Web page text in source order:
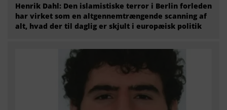
Henrik Dahl: Den islamistiske terror i Berlin forleden
har virket som en altgennemtrængende scanning af
alt, hvad der til daglig er skjult i europæisk politik